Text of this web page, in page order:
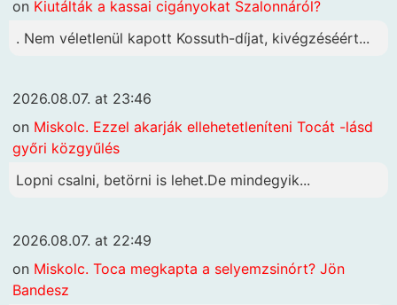
on Kiutálták a kassai cigányokat Szalonnáról?
. Nem véletlenül kapott Kossuth-díjat, kivégzéséért...
2026.08.07. at 23:46
on Miskolc. Ezzel akarják ellehetetleníteni Tocát -lásd
győri közgyűlés
Lopni csalni, betörni is lehet.De mindegyik...
2026.08.07. at 22:49
on Miskolc. Toca megkapta a selyemzsinórt? Jön
Bandesz